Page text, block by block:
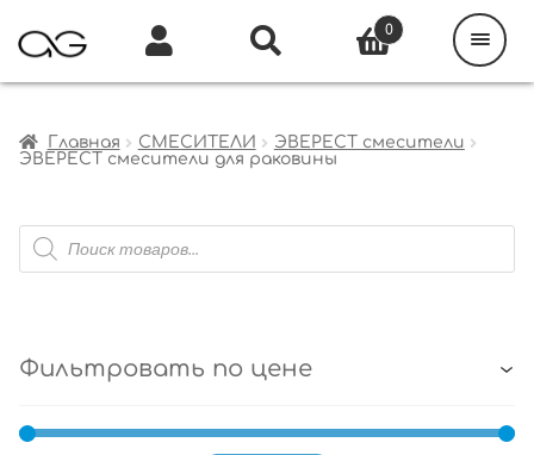
Главная СМЕСИТЕЛИ
ЭВЕРЕСТ смесители
ЭВЕРЕСТ смесители для раковины
Поиск
товаров
Фильтровать по цене
0